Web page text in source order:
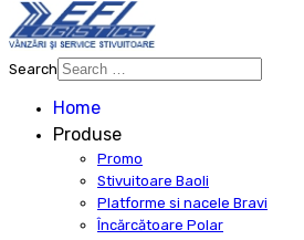
Search
results.
Home
Produse
Promo
Stivuitoare Baoli
Platforme si nacele Bravi
Încărcătoare Polar